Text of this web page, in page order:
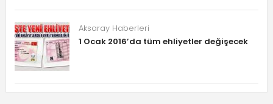
Aksaray Haberleri
1 Ocak 2016’da tüm ehliyetler değişecek